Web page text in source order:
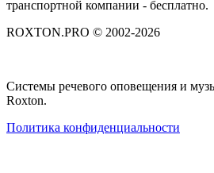
транспортной компании - бесплатно.
ROXTON.PRO © 2002-2026
Системы речевого оповещения и
Roxton.
Политика конфиденциальности